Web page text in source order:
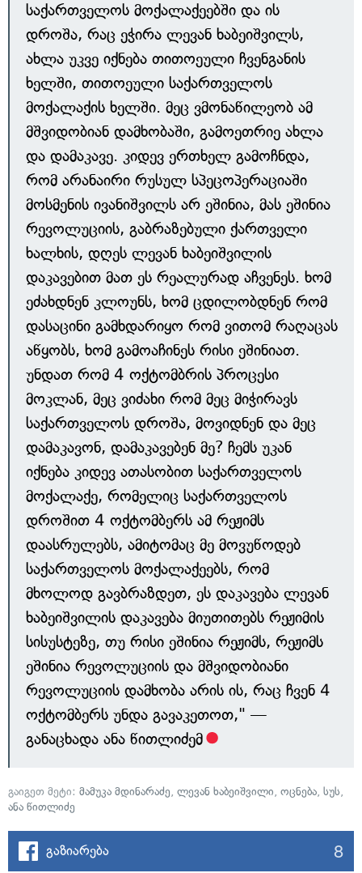
საქართველოს მოქალაქეებში და ის
დროშა, რაც ეჭირა ლევან ხაბეიშვილს,
ახლა უკვე იქნება თითოეული ჩვენგანის
ხელში, თითოეული საქართველოს
მოქალაქის ხელში. მეც ვმონაწილეობ ამ
მშვიდობიან დამხობაში, გამოეთრიე ახლა
და დამაკავე. კიდევ ერთხელ გამოჩნდა,
რომ არანაირი რუსულ სპეცოპერაციაში
მოსმენის ივანიშვილს არ ეშინია, მას ეშინია
რევოლუციის, გაბრაზებული ქართველი
ხალხის, დღეს ლევან ხაბეიშვილის
დაკავებით მათ ეს რეალურად აჩვენეს. ხომ
ეძახდნენ კლოუნს, ხომ ცდილობდნენ რომ
დასაცინი გამხდარიყო რომ ვითომ რაღაცას
აწყობს, ხომ გამოაჩინეს რისი ეშინიათ.
უნდათ რომ 4 ოქტომბრის პროცესი
მოკლან, მეც ვიძახი რომ მეც მიჭირავს
საქართველოს დროშა, მოვიდნენ და მეც
დამაკავონ, დამაკავებენ მე? ჩემს უკან
იქნება კიდევ ათასობით საქართველოს
მოქალაქე, რომელიც საქართველოს
დროშით 4 ოქტომბერს ამ რეჟიმს
დაასრულებს, ამიტომაც მე მოვუწოდებ
საქართველოს მოქალაქეებს, რომ
მხოლოდ გავბრაზდეთ, ეს დაკავება ლევან
ხაბეიშვილის დაკავება მიუთითებს რეჟიმის
სისუსტეზე, თუ რისი ეშინია რეჟიმს, რეჟიმს
ეშინია რევოლუციის და მშვიდობიანი
რევოლუციის დამხობა არის ის, რაც ჩვენ 4
ოქტომბერს უნდა გავაკეთოთ," —
განაცხადა ანა წითლიძემ
გაიგეთ მეტი: მამუკა მდინარაძე, ლევან ხაბეიშვილი, ოცნება, სუს,
ანა წითლიძე
გაზიარება 8